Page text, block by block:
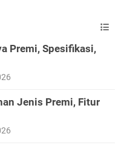
Premi, Spesifikasi,
Jenis Premi, Fitur